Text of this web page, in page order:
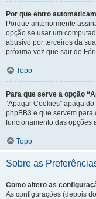
Por que entro
Porque anteriormente
opção se usar um
abusivo por terceiros da
próxima vez que sair do
Topo
Para que serve a opção
“Apagar Cookies” apaga
phpBB3 e que servem
funcionamento das opções
Topo
Sobre as
Como altero as
As configurações (depois